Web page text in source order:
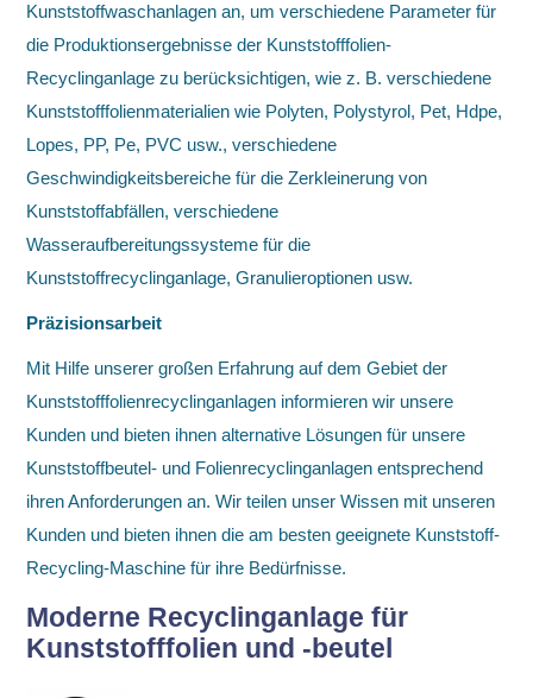
Kunststoffwaschanlagen an, um verschiedene Parameter für
die Produktionsergebnisse der Kunststofffolien-
Recyclinganlage zu berücksichtigen, wie z. B. verschiedene
Kunststofffolienmaterialien wie Polyten, Polystyrol, Pet, Hdpe,
Lopes, PP, Pe, PVC usw., verschiedene
Geschwindigkeitsbereiche für die Zerkleinerung von
Kunststoffabfällen, verschiedene
Wasseraufbereitungssysteme für die
Kunststoffrecyclinganlage, Granulieroptionen usw.
Präzisionsarbeit
Mit Hilfe unserer großen Erfahrung auf dem Gebiet der
Kunststofffolienrecyclinganlagen informieren wir unsere
Kunden und bieten ihnen alternative Lösungen für unsere
Kunststoffbeutel- und Folienrecyclinganlagen entsprechend
ihren Anforderungen an. Wir teilen unser Wissen mit unseren
Kunden und bieten ihnen die am besten geeignete Kunststoff-
Recycling-Maschine für ihre Bedürfnisse.
Moderne Recyclinganlage für
Kunststofffolien und -beutel